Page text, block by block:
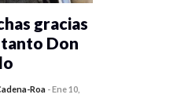
gracias
Don
Roa -Ene 10,